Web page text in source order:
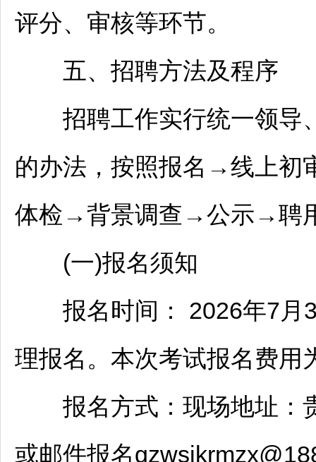
评分、审核等环节。
五、 招聘方法及程序
招聘工作实行统一领导
的办法，按照报名→线上
体检→背景调查→公示→聘
(一)报名须知
报名时间： 2026年7月3
理报名。本次考试报名费用
报名方式：现场地址：
或邮件报名